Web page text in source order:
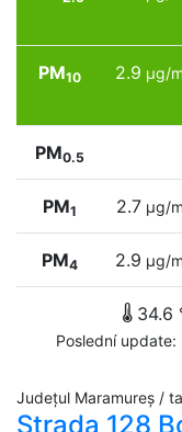
PM10 2.9 µg/m
PM0.5
PM1 2.7µg/m
PM4 2.9 µg/m
34.6
Poslední
Județul Maramureș /
Strada 128